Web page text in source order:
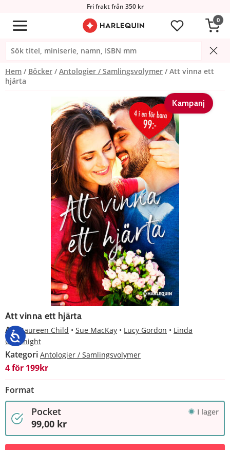
Fri frakt från 350 kr
0
Hem Böcker Antologier / Samlingsvolymer
Att vinna ett
hjärta
Kampanj
Att vinna ett hjärta
AvMaureen Child Sue MacKay Lucy Gordon
Linda
Goodnight
Kategori Antologier / Samlingsvolymer
4 för 199kr
Format
Pocket I lager
99,00 kr